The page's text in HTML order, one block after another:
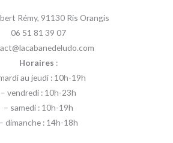
Rémy, 91130 Ris Orangis
06 51 81 39 07
Horaires :
au jeudi : 10h-19h
– vendredi : 10h-23h
– samedi : 10h-19h
– dimanche : 14h-18h